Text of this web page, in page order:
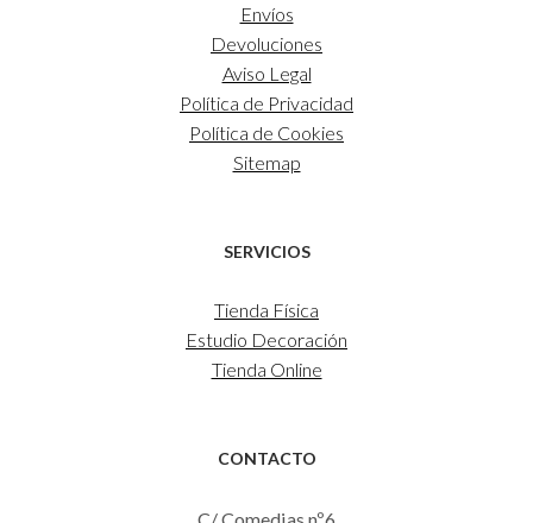
Envíos
Devoluciones
Aviso Legal
Política de Privacidad
Política de Cookies
Sitemap
SERVICIOS
Tienda Física
Estudio Decoración
Tienda Online
CONTACTO